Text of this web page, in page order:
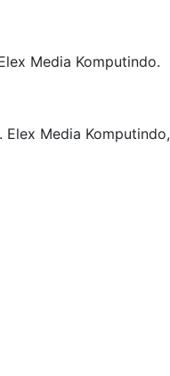
Media Komputindo.
Elex Media Komputindo,